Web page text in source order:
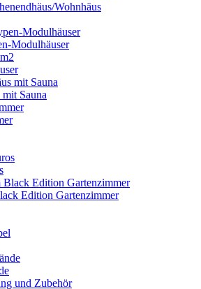
Wohnhäus
Modulhäuser
Sauna
Edition Gartenzimmer